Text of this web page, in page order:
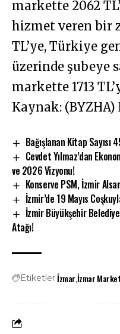
markette 2062
hizmet veren bir
TL’ye, Türkiye
üzerinde şubeye
markette 1713
Kaynak: (BYZHA)
Bağışlanan Kitap Sayısı
Cevdet Yılmaz’dan
ve 2026 Vizyonu!
Konserve PSM, İzmir
İzmir’de 19 Mayıs
İzmir Büyükşehir
Atağı!
Etiketlerİzmarİzmar